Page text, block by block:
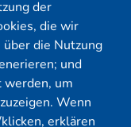
der
des Risikos von
der
die wir
die Nutzung
und
werden, um
Wenn
erklären